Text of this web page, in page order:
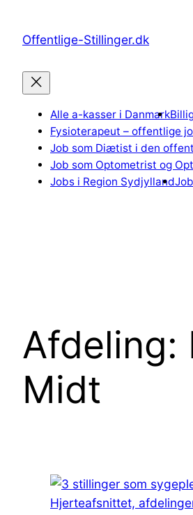
indholdOffentlige-Stillinger.dk
Alle a-kasser i Danmark
Fysioterapeut – offentlige
Job som Diætist i den
Job som Optometrist og
Jobs i Region Sydjylland
Afdeling:
Midt